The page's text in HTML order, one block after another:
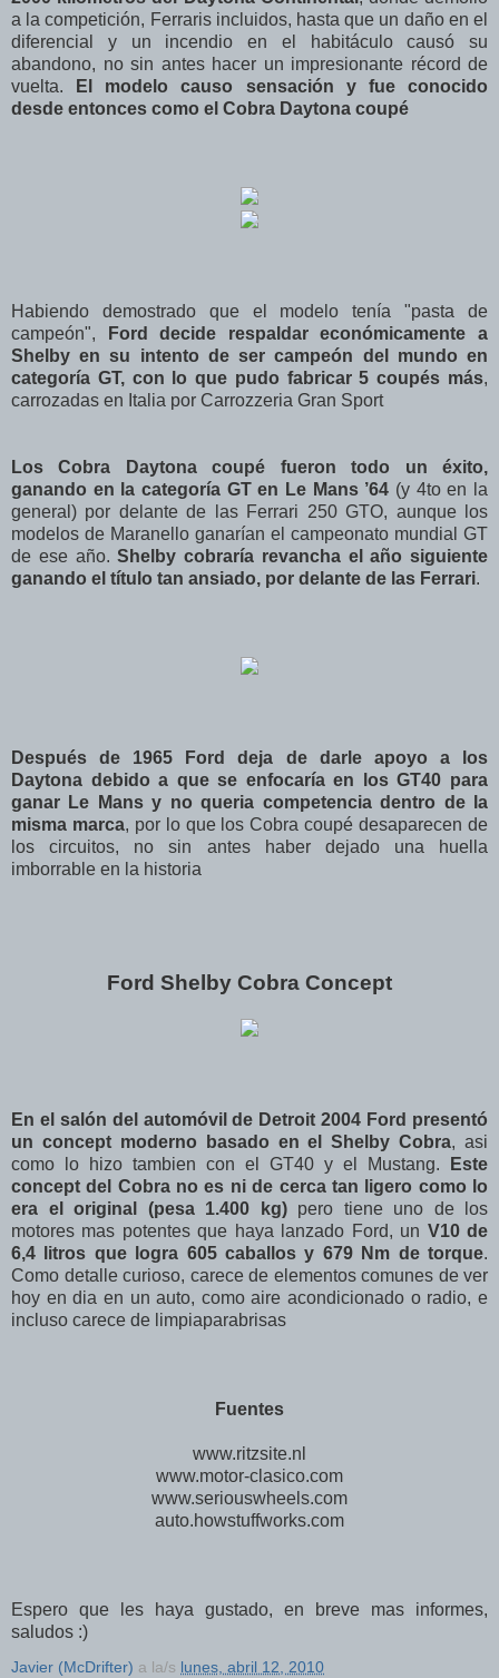
a la competición, Ferraris incluidos, hasta que un daño en el
diferencial y un incendio en el habitáculo causó su
abandono, no sin antes hacer un impresionante récord de
vuelta.
El modelo causo sensación y fue conocido
desde entonces como el Cobra Daytona coupé
Habiendo demostrado que el modelo tenía "pasta de
campeón",
Ford decide respaldar económicamente a
Shelby en su intento de ser campeón del mundo en
categoría GT, con lo que pudo fabricar 5 coupés más,
carrozadas en Italia por Carrozzeria Gran Sport
Los Cobra Daytona coupé fueron todo un éxito,
ganando en la categoría GT en Le Mans ’64 (y 4to en la
general) por delante de las Ferrari 250 GTO, aunque los
modelos de Maranello ganarían el campeonato mundial GT
de ese año.Shelby cobraría revancha el año siguiente
ganando el título tan ansiado, por delante de las Ferrari.
Después de 1965 Ford deja de darle apoyo a los
Daytona debido a que se enfocaría en los GT40 para
ganar Le Mans y no queria competencia dentro de la
misma marca, por lo que los Cobra coupé desaparecen de
los circuitos, no sin antes haber dejado una huella
imborrable en la historia
Ford Shelby Cobra Concept
En el salón del automóvil de Detroit 2004 Ford presentó
un concept moderno basado en el Shelby Cobra, asi
como lo hizo tambien con el GT40 y el Mustang.
Este
concept del Cobra no es ni de cerca tan ligero como lo
era el original (pesa 1.400 kg)pero tiene uno de los
motores mas potentes que haya lanzado Ford, un V10 de
6,4 litros que logra 605 caballos y 679 Nm de torque.
Como detalle curioso, carece de elementos comunes de ver
hoy en dia en un auto, como aire acondicionado o radio, e
incluso carece de limpiaparabrisas
Fuentes
www.ritzsite.nl
www.motor-clasico.com
www.seriouswheels.com
auto.howstuffworks.com
Espero que les haya gustado, en breve mas informes,
saludos :)
Javier (McDrifter) a la/s lunes, abril 12, 2010